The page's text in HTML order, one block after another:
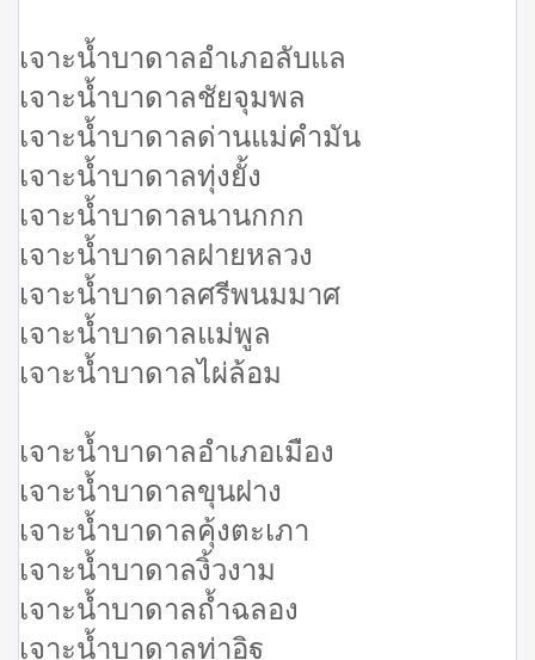
เจาะน้ำบาดาลอำเภอลับแล
เจาะน้ำบาดาลชัยจุมพล
เจาะน้ำบาดาลด่านแม่คำมัน
เจาะน้ำบาดาลทุ่งยั้ง
เจาะน้ำบาดาลนานกกก
เจาะน้ำบาดาลฝายหลวง
เจาะน้ำบาดาลศรีพนมมาศ
เจาะน้ำบาดาลแม่พูล
เจาะน้ำบาดาลไผ่ล้อม
เจาะน้ำบาดาลอำเภอเมือง
เจาะน้ำบาดาลขุนฝาง
เจาะน้ำบาดาลคุ้งตะเภา
เจาะน้ำบาดาลงิ้วงาม
เจาะน้ำบาดาลถ้ำฉลอง
เจาะน้ำบาดาลท่าอิฐ